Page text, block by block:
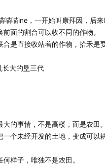
，没有乐
新技术
的原材料是怎么来的
欧洲中心主义
喵喵ine，一开始叫康拜因，后来
面的割台可以收不同的作物。
合是直接收站着的作物，拾禾是
大的垦三代
的事情，不是高楼，而是农田。
一个未经开发的土地，变成可以
样子，唯独不是农田。